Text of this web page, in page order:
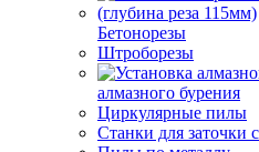
Бетонорезы
Штроборезы
алмазного бурения
Циркулярные пилы
Станки для заточки